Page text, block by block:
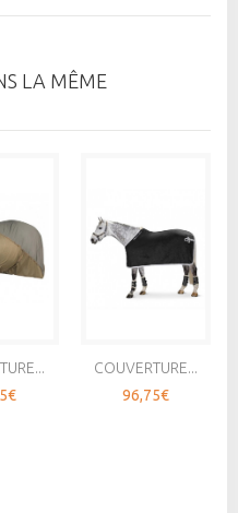
LA MÊME
COUVERTURE...
96,75€